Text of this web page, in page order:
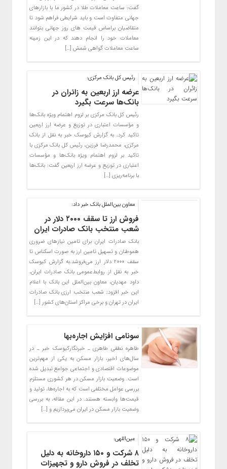
گفت: ساعت معاملات طلا در کشور ما با بازارهای
جهانی متفاوت است و باید شرایطی فراهم شود تا
متقاضیان براساس قیمت های روز جهانی بتوانند
معاملات خود را انجام دهند که در این زمینه
ساعت معاملات گواهی شمش […]
رئیس کل بانک مرکزی:
عرضه ارز اربعین به زائران در
بانک‌ها سرعت بگیرد
رئیس کل بانک مرکزی بر لزوم اهتمام ویژه بانک‌ها
و مؤسسات اعتباری در توزیع و عرضه ارز اربعین
تاکید کرد. به گزارش کیوسک خبر به نقل از بانک
مرکزی، محمدرضا فرزین، رئیس کل بانک مرکزی با
تاکید بر لزوم اهتمام ویژه بانک‌ها و مؤسسات
اعتباری در توزیع و عرضه ارز اربعین گفت: بانک‌ها
با برنامه‌ریزی […]
​معاون بین‌الملل بانک خبر داد:
فروش ارز تا سقف ۲۰۰۰ دلار در
شعب منتخب بانک صادرات ایران
بانک صادرات ایران برای تامین نیازهای ضروری
هموطنان و تسهیل تامین ارز به صورت اسکناس تا
سقف ۲۰۰۰ دلار ارز می‌فروشد.به گزارش کیوسک
خبر به نقل از روابط‌عمومی بانک صادرات ایران،
داود مهدیان، معاون بین‌الملل این بانک با اعلام
این خبر افزود: شعب منتخب ارزی بانک صادرات
ایران در تهران و برخی مراکز استان‌های کشور […]
سونامی افزایش اجاره‌بها
طاهره نطقی طاهری ـ خبرنگارکیوسک خبر ـ در
سال‌های اخیر، بازار مسکن به یکی از مهم‌ترین
موضوعات اقتصادی و اجتماعی جوامع تبدیل شده
است. وضعیت بازار مسکن در هر کشوری مستلزم
بررسی عوامل مختلفی است که به اجاره‌ها، تولید و
قیمت‌ها وابسته هستند. در این مقاله، به بررسی
وضعیت بازار مسکن در ایران می‌پردازیم و […]
عین‌اللهی:
۸ شرکت و ۱۵۰ داروخانه به دلیل
تخلف در فروش دارو و تجهیزات